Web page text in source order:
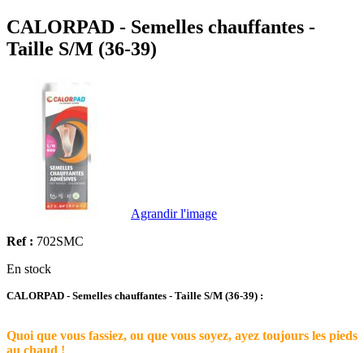
CALORPAD - Semelles chauffantes -
Taille S/M (36-39)
Agrandir l'image
Ref : 702SMC
En stock
CALORPAD - Semelles chauffantes - Taille S/M (36-39) :
Quoi que vous fassiez, ou que vous soyez, ayez toujours les pieds
au chaud !